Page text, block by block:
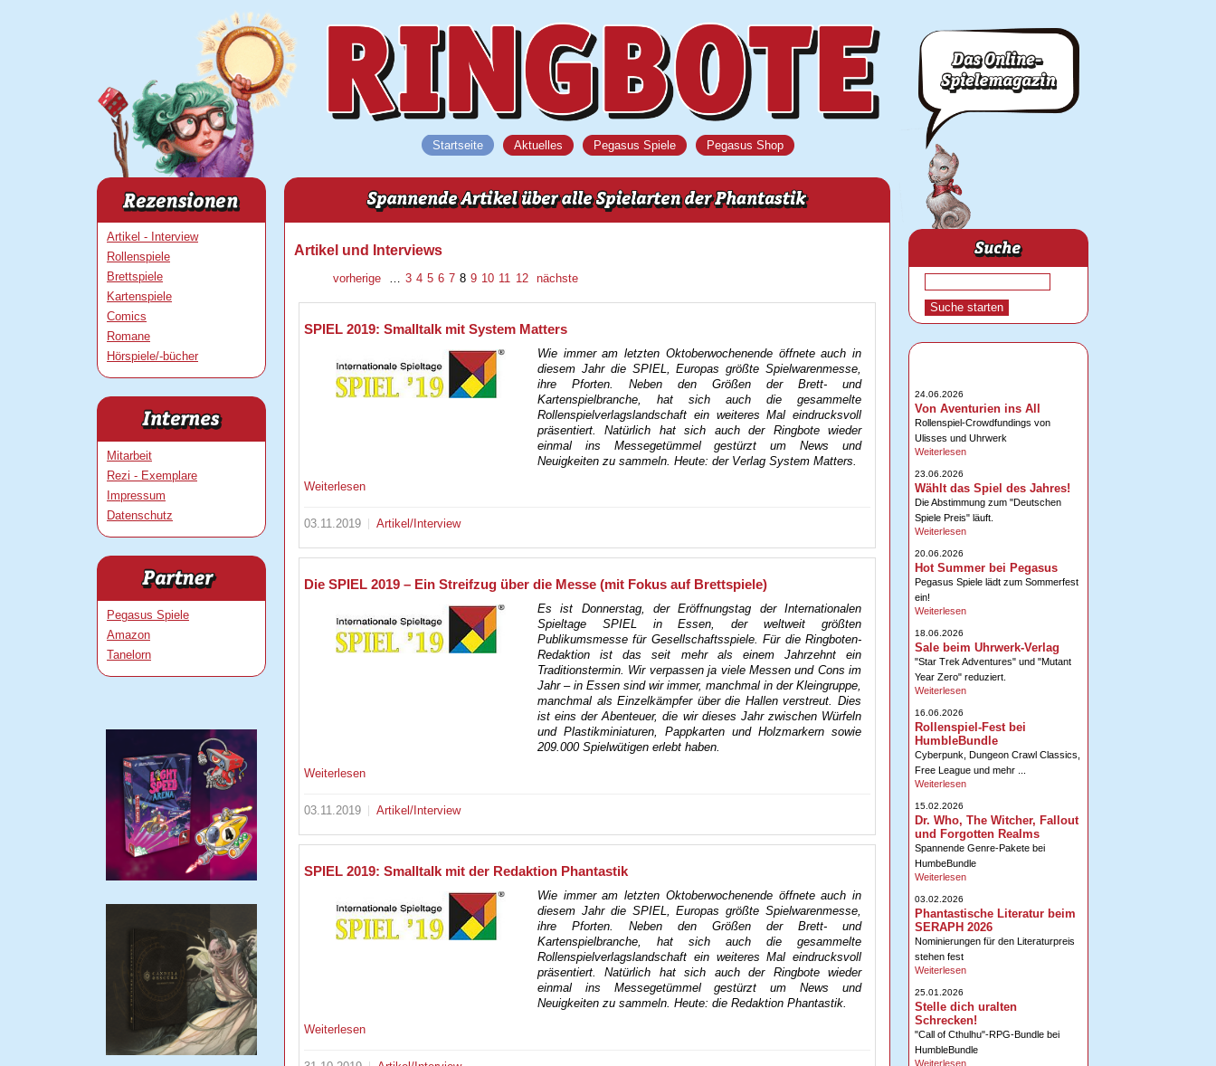
Startseite Aktuelles Pegasus Spiele Pegasus Shop
Artikel - Interview
Rollenspiele
Brettspiele
Kartenspiele
Comics
Romane
Hörspiele/-bücher
Mitarbeit
Rezi - Exemplare
Impressum
Datenschutz
Pegasus Spiele
Amazon
Tanelorn
Artikel und Interviews
vorherige 3 4 5 6 7 8 9 10 11 12 nächste
SPIEL 2019: Smalltalk mit System Matters
Wie immer am letzten Oktoberwochenende öffnete auch in
diesem Jahr die SPIEL, Europas größte Spielwarenmesse,
ihre Pforten. Neben den Größen der Brett- und
Kartenspielbranche, hat sich auch die gesammelte
Rollenspielverlagslandschaft ein weiteres Mal eindrucksvoll
präsentiert. Natürlich hat sich auch der Ringbote wieder
einmal ins Messegetümmel gestürzt um News und
Neuigkeiten zu sammeln. Heute: der Verlag System Matters.
Weiterlesen
03.11.2019 Artikel/Interview
Die SPIEL 2019 – Ein Streifzug über die Messe (mit Fokus auf Brettspiele)
Es ist Donnerstag, der Eröffnungstag der Internationalen
Spieltage SPIEL in Essen, der weltweit größten
Publikumsmesse für Gesellschaftsspiele. Für die Ringboten-
Redaktion ist das seit mehr als einem Jahrzehnt ein
Traditionstermin. Wir verpassen ja viele Messen und Cons im
Jahr – in Essen sind wir immer, manchmal in der Kleingruppe,
manchmal als Einzelkämpfer über die Hallen verstreut. Dies
ist eins der Abenteuer, die wir dieses Jahr zwischen Würfeln
und Plastikminiaturen, Pappkarten und Holzmarkern sowie
209.000 Spielwütigen erlebt haben.
Weiterlesen
03.11.2019 Artikel/Interview
SPIEL 2019: Smalltalk mit der Redaktion Phantastik
Wie immer am letzten Oktoberwochenende öffnete auch in
diesem Jahr die SPIEL, Europas größte Spielwarenmesse,
ihre Pforten. Neben den Größen der Brett- und
Kartenspielbranche, hat sich auch die gesammelte
Rollenspielverlagslandschaft ein weiteres Mal eindrucksvoll
präsentiert. Natürlich hat sich auch der Ringbote wieder
einmal ins Messegetümmel gestürzt um News und
Neuigkeiten zu sammeln. Heute: die Redaktion Phantastik.
Weiterlesen
24.06.2026
Von Aventurien ins All
Rollenspiel-Crowdfundings von
Ulisses und Uhrwerk
Weiterlesen
23.06.2026
Wählt das Spiel des Jahres!
Die Abstimmung zum "Deutschen
Spiele Preis" läuft.
Weiterlesen
20.06.2026
Hot Summer bei Pegasus
Pegasus Spiele lädt zum Sommerfest
ein!
Weiterlesen
18.06.2026
Sale beim Uhrwerk-Verlag
"Star Trek Adventures" und "Mutant
Year Zero" reduziert.
Weiterlesen
16.06.2026
Rollenspiel-Fest bei
HumbleBundle
Cyberpunk, Dungeon Crawl Classics,
Free League und mehr ...
Weiterlesen
15.02.2026
Dr. Who, The Witcher, Fallout
und Forgotten Realms
Spannende Genre-Pakete bei
HumbeBundle
Weiterlesen
03.02.2026
Phantastische Literatur beim
SERAPH 2026
Nominierungen für den Literaturpreis
stehen fest
Weiterlesen
25.01.2026
Stelle dich uralten
Schrecken!
"Call of Cthulhu"-RPG-Bundle bei
HumbleBundle
Weiterlesen